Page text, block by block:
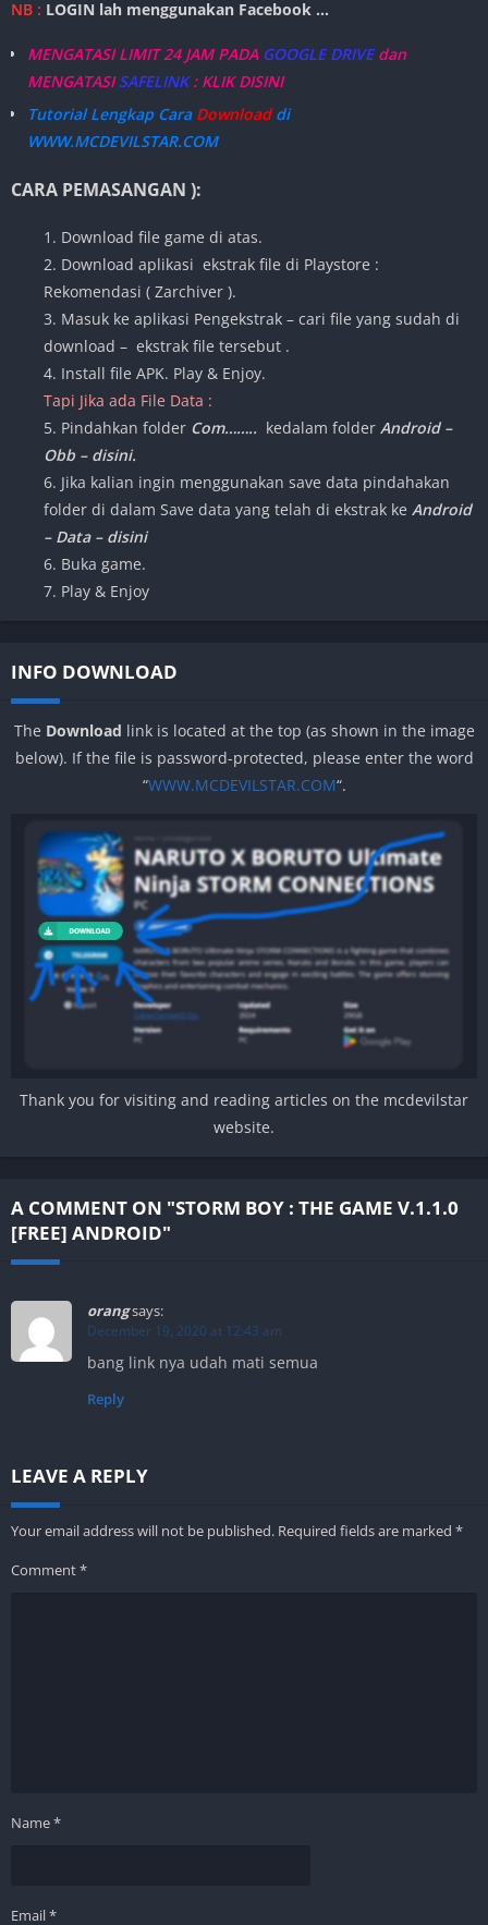
NB : LOGIN lah menggunakan Facebook …
MENGATASI LIMIT 24 JAM PADA GOOGLE DRIVEdan
MENGATASISAFELINK: KLIK DISINI
Tutorial Lengkap CaraDownloaddi
WWW.MCDEVILSTAR.COM
CARA PEMASANGAN ):
1. Download file game di atas.
2. Download aplikasi ekstrak file di Playstore :
Rekomendasi ( Zarchiver ).
3. Masuk ke aplikasi Pengekstrak – cari file yang sudah di
download – ekstrak file tersebut .
4. Install file APK. Play & Enjoy.
Tapi Jika ada File Data :
5. Pindahkan folder Com…….. kedalam folder Android –
Obb – disini.
6. Jika kalian ingin menggunakan save data pindahakan
folder di dalam Save data yang telah di ekstrak ke Android
– Data – disini
6. Buka game.
7. Play & Enjoy
INFO DOWNLOAD
The Download link is located at the top (as shown in the image
below). If the file is password-protected, please enter the word
“WWW.MCDEVILSTAR.COM“.
Thank you for visiting and reading articles on the mcdevilstar
website.
A COMMENT ON "STORM BOY : THE GAME V.1.1.0
[FREE] ANDROID"
orangsays:
December 19, 2020 at 12:43 am
bang link nya udah mati semua
Reply
LEAVE A REPLY
Your email address will not be published. Required fields are marked *
Comment*
Name*
Email*